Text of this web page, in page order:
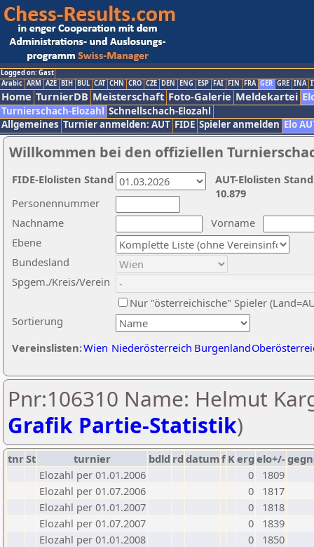
Logged on: Gast
Arabic ARM AZE BIH BUL CAT CHN CRO CZE DEN ENG ESP FAI FIN FRA GER GRE INA
Home TurnierDB Meisterschaft Foto-Galerie Meldekartei
Turnierschach-Elozahl Schnellschach-Elozahl
Allgemeines Turnier anmelden: AUT FIDE Spieler anmelden Elo
Willkommen bei den offiziellen
Nachname
Vorname
Ebene
Sortierung
Personennummer
Bundesland
Spgem./Kreis/Verein
Nur "österreichische" Spieler
Vereinslisten:Wien Niederösterreich Burgenland
AUT-Elolisten
10.879
FIDE-Elolisten Stand
Pnr:106310 Name: Helmut
Grafik Partie-Statistik)
tnrSt turnier bdld rd datumf Kerg elo+/-
Elozahl per 01.01.2006
0
1809
Elozahl per 01.07.2006
0
1817
Elozahl per 01.01.2007
0
1818
Elozahl per 01.07.2007
0
1839
Elozahl per 01.01.2008
0
1850